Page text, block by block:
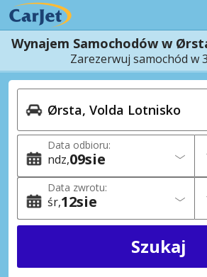
Wynajem Samochodów w
Zarezerwuj samochód w
Data odbioru:
ndz 09sie
Data zwrotu:
śr 12sie